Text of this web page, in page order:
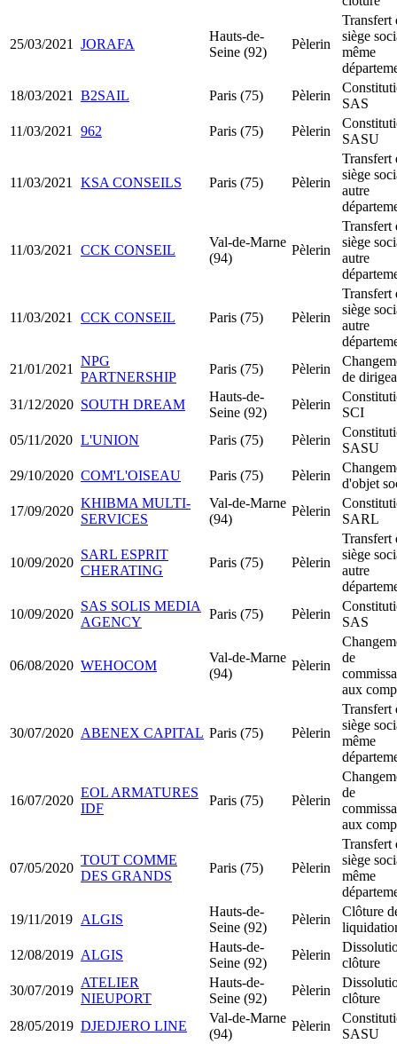
25/03/2021 JORAFA
Hauts-de-
Seine (92)
Pèlerin
Transfert
siège
même
18/03/2021
B2SAIL Paris (75) Pèlerin
SAS
11/03/2021
962 Paris (75) Pèlerin
SASU
11/03/2021 KSA CONSEILS Paris (75) Pèlerin
Transfert
siège
autre
11/03/2021 CCK CONSEIL
Val-de-Marne
(94)
Pèlerin
Transfert
siège
autre
11/03/2021 CCK CONSEIL Paris (75) Pèlerin
Transfert
siège
autre
21/01/2021
NPG
PARTNERSHIP
Paris (75) Pèlerin
de
31/12/2020 SOUTH DREAM
Hauts-de-
Seine (92)
Pèlerin
SCI
05/11/2020 L'UNION Paris (75) Pèlerin
SASU
29/10/2020 COM'L'OISEAU Paris (75) Pèlerin
d'objet
17/09/2020
KHIBMA MULTI-
SERVICES
Val-de-Marne
(94)
Pèlerin
SARL
10/09/2020
SARL ESPRIT
CHERATING
Paris (75) Pèlerin
Transfert
siège
autre
10/09/2020
SAS SOLIS MEDIA
AGENCY
Paris (75) Pèlerin
SAS
06/08/2020 WEHOCOM
Val-de-Marne
(94)
Pèlerin
de
aux
30/07/2020 ABENEX CAPITAL Paris (75) Pèlerin
Transfert
siège
même
16/07/2020
EOL ARMATURES
IDF
Paris (75) Pèlerin
de
aux
07/05/2020
TOUT COMME
DES GRANDS
Paris (75) Pèlerin
Transfert
siège
même
19/11/2019 ALGIS
Hauts-de-
Seine (92)
Pèlerin
Clôture
12/08/2019 ALGIS
Hauts-de-
Seine (92)
Pèlerin
clôture
30/07/2019
ATELIER
NIEUPORT
Hauts-de-
Seine (92)
Pèlerin
clôture
28/05/2019 DJEDJERO LINE
Val-de-Marne
(94)
Pèlerin
SASU